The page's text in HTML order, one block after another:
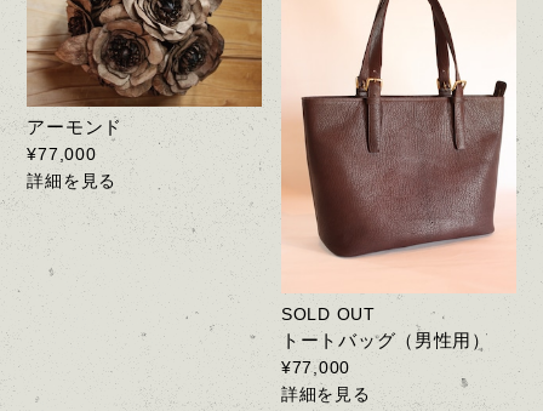
アーモンド
¥77,000
詳細を見る
SOLD OUT
トートバッグ（男性用）
¥77,000
詳細を見る